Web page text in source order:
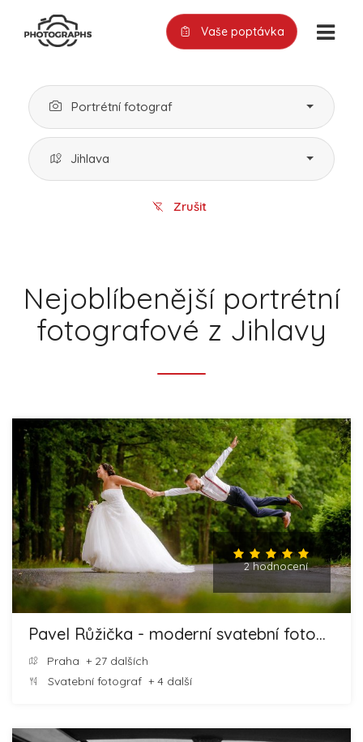
Vaše poptávka
Portrétní fotograf
Jihlava
Zrušit
Nejoblíbenější portrétní
fotografové z Jihlavy
2 hodnocení
Pavel Růžička - moderní svatební fotografie
Praha + 27 dalších
Svatební fotograf + 4 další